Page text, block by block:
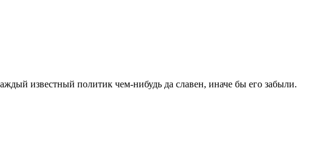
известный политик чем-нибудь да славен, иначе бы его забыли.